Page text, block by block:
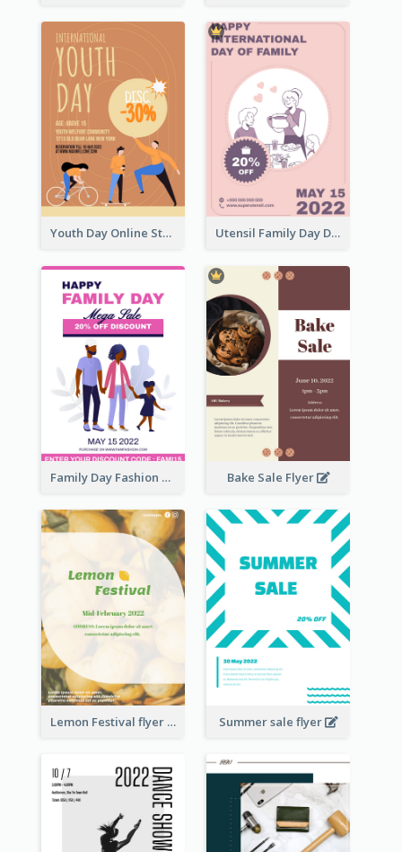
Youth Day Online Store Discount Flyer Utensil Family Day Discount Flyer
Family Day Fashion Sales Flyer Bake Sale Flyer
Lemon Festival flyer Summer sale flyer